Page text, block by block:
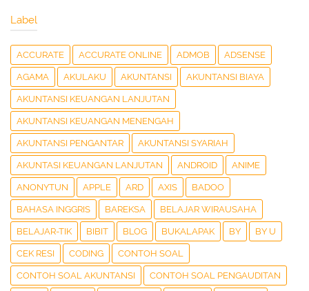
Label
ACCURATE ACCURATE ONLINE ADMOB ADSENSE
AGAMA AKULAKU AKUNTANSI AKUNTANSI BIAYA
AKUNTANSI KEUANGAN LANJUTAN
AKUNTANSI KEUANGAN MENENGAH
AKUNTANSI PENGANTAR AKUNTANSI SYARIAH
AKUNTASI KEUANGAN LANJUTAN ANDROID ANIME
ANONYTUN APPLE ARD AXIS BADOO
BAHASA INGGRIS BAREKSA BELAJAR WIRAUSAHA
BELAJAR-TIK BIBIT BLOG BUKALAPAK BY BY U
CEK RESI CODING CONTOH SOAL
CONTOH SOAL AKUNTANSI CONTOH SOAL PENGAUDITAN